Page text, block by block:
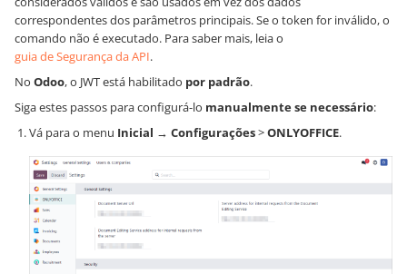
correspondentes dos parâmetros principais. Se o token for inválido, o
comando não é executado. Para saber mais, leia o
guia de Segurança da API.
No Odoo, o JWT está habilitado por padrão.
Siga estes passos para configurá-lo manualmente se necessário:
Vá para o menu Inicial → Configurações>ONLYOFFICE.